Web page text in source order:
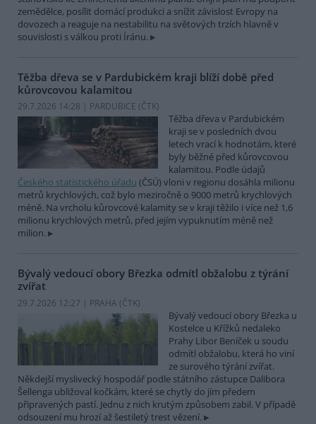
zemědělce, posílit domácí produkci a snížit závislost Evropy na
dovozech a reaguje na nestabilitu na světových trzích hlavně v
souvislosti s válkou proti Íránu.
Těžba dřeva se v Pardubickém kraji blíží době před
kůrovcovou kalamitou
29.7.2026 14:28 | PARDUBICE (ČTK)
Těžba dřeva v Pardubickém
kraji se v posledních dvou
letech vrací k hodnotám, které
byly běžné před kůrovcovou
kalamitou. Podle údajů
Českého statistického úřadu (ČSÚ) vloni v regionu dosáhla milionu
metrů krychlových, což bylo meziročně o 9000 metrů krychlových
méně. Na vrcholu kůrovcové kalamity se v kraji těžilo i více než 1,6
milionu krychlových metrů, před jejím vypuknutím méně než
milion.
Bývalý vedoucí obory Březka odmítl obžalobu z týrání
zvířat
29.7.2026 12:27 | PRAHA (ČTK)
Bývalý vedoucí obory Březka u
Kostelce u Křížků nedaleko
Prahy Libor Beníček u soudu
odmítl obžalobu, která ho viní
ze surového týrání zvířat.
Někdejší myslivecký hospodář podle státního zástupce Dalibora
Šellenga ubližoval kočkám, které se chytly do jím předem
připravených pastí. Jednu z nich krutým způsobem zabil. V případě
odsouzení mu hrozí až šestiletý trest vězení.